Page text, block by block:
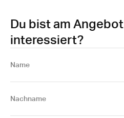
Du bist am Angebot
interessiert?
Name
Nachname